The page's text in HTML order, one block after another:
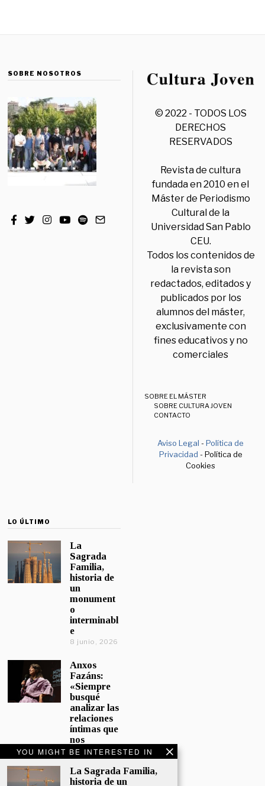
YOU MIGHT BE INTERESTED IN
La Sagrada Familia,
historia de un
SOBRE NOSOTROS
© 2022 - TODOS LOS
DERECHOS
RESERVADOS
Revista de cultura
fundada en 2010 en el
Máster de Periodismo
Cultural de la
Universidad San Pablo
CEU.
Todos los contenidos de
la revista son
redactados, editados y
publicados por los
alumnos del máster,
exclusivamente con
fines educativos y no
comerciales
SOBRE EL MÁSTER
SOBRE CULTURA JOVEN
CONTACTO
Aviso Legal -Política de
Privacidad - Política de
Cookies
LO ÚLTIMO
La
Sagrada
Familia,
historia de
un
monument
o
interminabl
e
8 junio, 2026
Anxos
Fazáns:
«Siempre
busqué
analizar las
relaciones
íntimas que
nos
afectan»
5 junio, 2026